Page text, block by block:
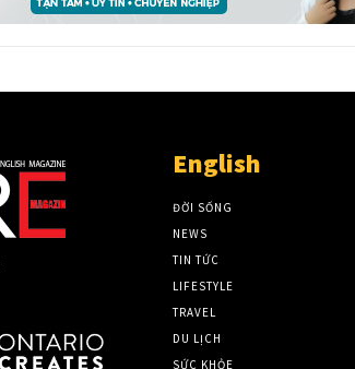
English
ĐỜI SỐNG
NEWS
TIN TỨC
LIFESTYLE
TRAVEL
DU LỊCH
SỨC KHỎE